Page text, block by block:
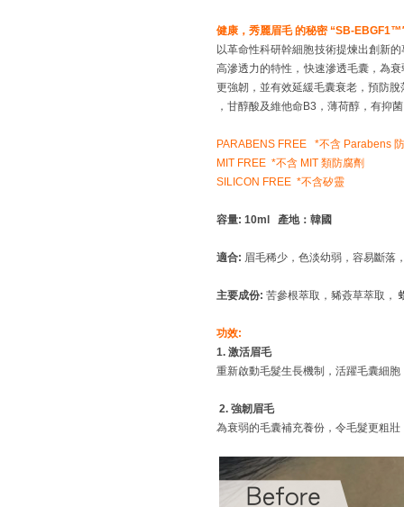
健康，秀麗眉毛 的秘密 “SB-EBGF1
以革命性科研幹細胞技術提煉出創新
高滲透力的特性，快速滲透毛囊，為
更強韌，並有效延緩毛囊衰老，預防脫
，甘醇酸及維他命B3，薄荷醇，有抑
PARABENS FREE *不含 Parabens
MIT FREE *不含 MIT 類防腐劑
SILICON FREE *不含矽靈
容量: 10ml 產地：韓國
適合: 眉毛稀少，色淡幼弱，容易斷落
主要成份: 苦參根萃取，豨薟草萃取，
功效:
1. 激活眉毛
重新啟動毛髮生長機制，活躍毛囊細
2. 強韌眉毛
為衰弱的毛囊補充養份，令毛髮更粗